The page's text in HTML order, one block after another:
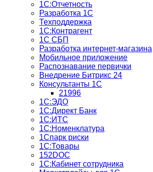
1С:Отчетность
Разработка 1С
Техподдержка
1С:Контрагент
1С СБП
Разработка интернет-магазина
Мобильное приложение
Распознавание первички
Внедрение Битрикс 24
Консультанты 1С
21996
1С:ЭДО
1С:Директ Банк
1С:ИТС
1С:Номенклатура
1Спарк риски
1С:Товары
152DOC
1С:Кабинет сотрудника